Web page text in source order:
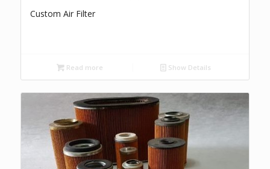
Custom Air Filter
Read more Show Details